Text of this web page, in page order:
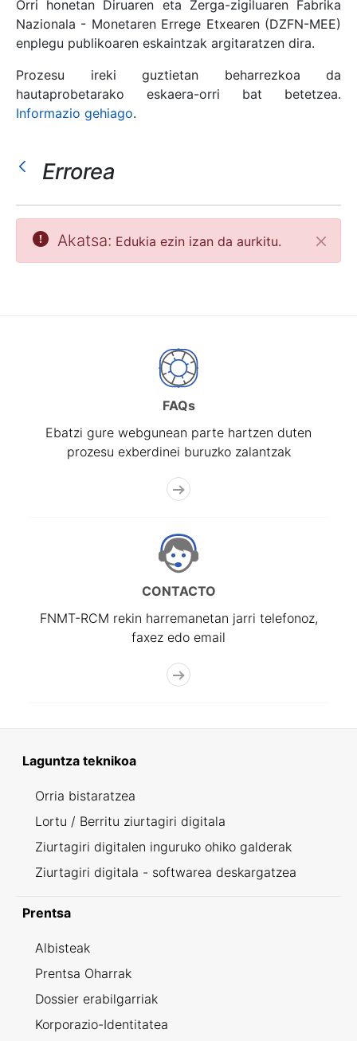
Erakutsi/Ezkutatu
Orri honetan Diruaren eta Zerga-zigiluaren Fabrika
Nazionala - Monetaren Errege Etxearen (DZFN-MEE)
enplegu publikoaren eskaintzak argitaratzen dira.
Prozesu ireki guztietan beharrezkoa da
hautaprobetarako eskaera-orri bat betetzea.
Informazio gehiago.
Errorea
Itxi
Akatsa: Edukia ezin izan da aurkitu.
FAQs
Ebatzi gure webgunean parte hartzen duten
prozesu exberdinei buruzko zalantzak
CONTACTO
FNMT-RCM rekin harremanetan jarri telefonoz,
faxez edo email
Laguntza teknikoa
Orria bistaratzea
Lortu / Berritu ziurtagiri digitala
Ziurtagiri digitalen inguruko ohiko galderak
Ziurtagiri digitala - softwarea deskargatzea
Prentsa
Albisteak
Prentsa Oharrak
Dossier erabilgarriak
Korporazio-Identitatea